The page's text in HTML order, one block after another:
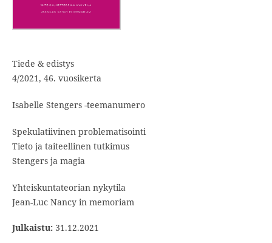
Tiede & edistys
4/2021, 46. vuosikerta
Isabelle Stengers -teemanumero
Spekulatiivinen problematisointi
Tieto ja taiteellinen tutkimus
Stengers ja magia
Yhteiskuntateorian nykytila
Jean-Luc Nancy in memoriam
Julkaistu: 31.12.2021